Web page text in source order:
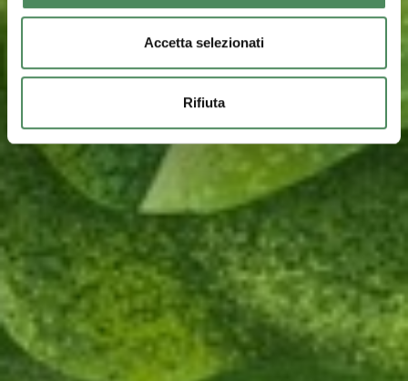
Accetta selezionati
Rifiuta